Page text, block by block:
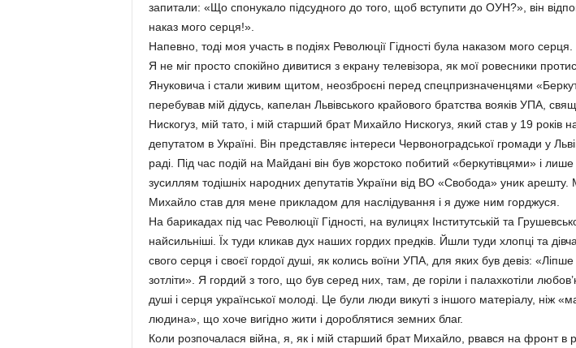
запитали: «Що спонукало підсудного до того, щоб вступити до ОУН?», він
наказ мого серця!».
Напевно, тоді моя участь в подіях Революції Гідності була наказом мого серця.
Я не міг просто спокійно дивитися з екрану телевізора, як мої ровесники
Януковича і стали живим щитом, неозброєні перед спецпризначенцями
перебував мій дідусь, капелан Львівського крайового братства вояків УПА,
Нискогуз, мій тато, і мій старший брат Михайло Нискогуз, який став у 19 років
депутатом в Україні. Він представляє інтереси Червоноградської громади у
раді. Під час подій на Майдані він був жорстоко побитий «беркутівцями» і
зусиллям тодішніх народних депутатів України від ВО «Свобода» уник арешту.
Михайло став для мене прикладом для наслідування і я дуже ним горджуся.
На барикадах під час Революції Гідності, на вулицях Інститутській та
найсильніші. Їх туди кликав дух наших гордих предків. Йшли туди хлопці та
свого серця і своєї гордої душі, як колись воїни УПА, для яких був девіз: «Ліпше
зотліти». Я гордий з того, що був серед них, там, де горіли і палахкотіли
душі і серця української молоді. Це були люди викуті з іншого матеріалу, ніж
людина», що хоче вигідно жити і дороблятися земних благ.
Коли розпочалася війна, я, як і мій старший брат Михайло, рвався на фронт в